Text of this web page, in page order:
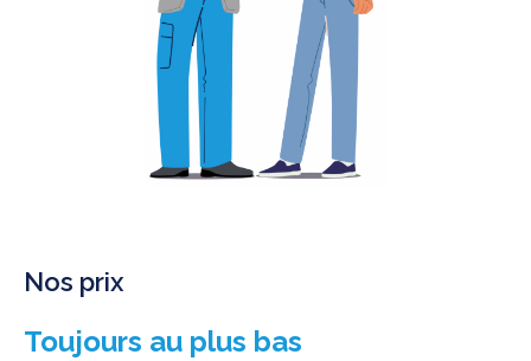
Nos prix
Toujours au plus bas